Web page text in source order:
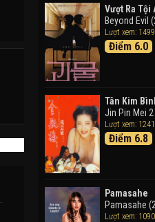
Vượt Ra Tội
Beyond Evil
Lượt xem:
Điểm 6.0
Tân Kim
Jin Pin Mei
Lượt xem:
Điểm 6.8
Pamasahe
Pamasahe
Lượt xem: